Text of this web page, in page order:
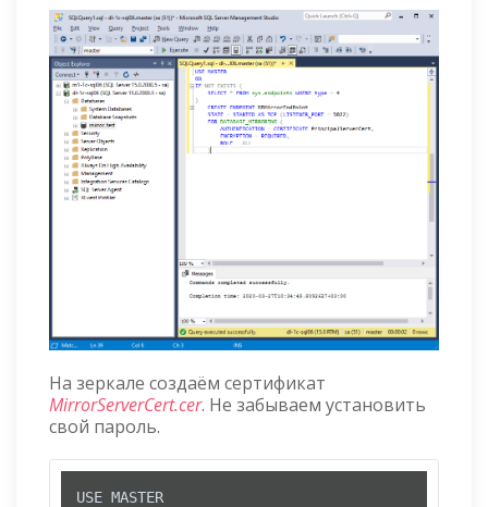
На зеркале создаём сертификат
MirrorServerCert.cer. Не забываем установить
свой пароль.
USE MASTER